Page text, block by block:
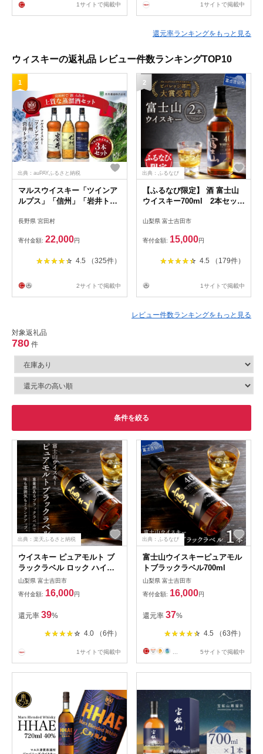
1サイトで掲載中 1サイトで掲載中
還元率ランキングをもっと見る
ウィスキーの返礼品 レビュー件数ランキングTOP10
1
出典：auPAYふるさと納税
マルスウイスキー「ツインア
ルプス」「信州」「岩井トラ
長野県 宮田村 ３本セット 国
750ml 720ml 40% お酒 アル
ック 家飲み ギフト プレゼン
ー お祝い )
長野県 宮田村
寄付金額: 22,000円
4.5 （325件）
2サイトで掲載中
2
出典：ふるなび
【ふるなび限定】 酒 富士山
ウイスキー700ml 2本セット
山梨県 富士吉田市
寄付金額: 15,000円
4.5 （179件）
1サイトで掲載中
レビュー件数ランキングをもっと見る
対象返礼品
780 件
条件を絞る
出典：楽天ふるさと納税
ウイスキー ピュアモルト ブ
ラックラベル ロック ハイボ
ール 水割り お湯割り 富士山
ウイスキー 700ml プレゼン
ト ギフト 父の日 酒 瓶 お酒
山梨県 富士吉田市
寄付金額: 16,000円
還元率 39%
4.0 （6件）
1サイトで掲載中
出典：ふるなび
富士山ウイスキーピュアモル
トブラックラベル700ml
山梨県 富士吉田市
寄付金額: 16,000円
還元率 37%
4.5 （63件）
5サイトで掲載中